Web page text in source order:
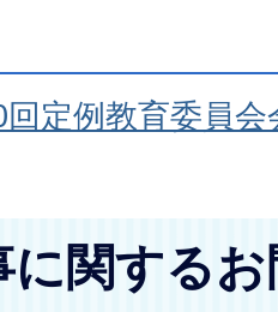
定例教育委員
に関する